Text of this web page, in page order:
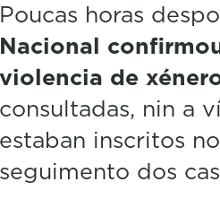
Poucas horas
Nacional
violencia de
consultadas, nin a
estaban inscritos
seguimento dos